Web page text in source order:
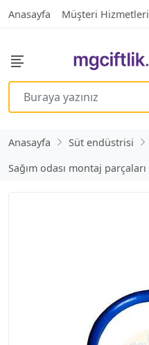
Anasayfa Müşteri Hizmetleri
Anasayfa Süt endüstrisi
Sağım odası montaj parçaları